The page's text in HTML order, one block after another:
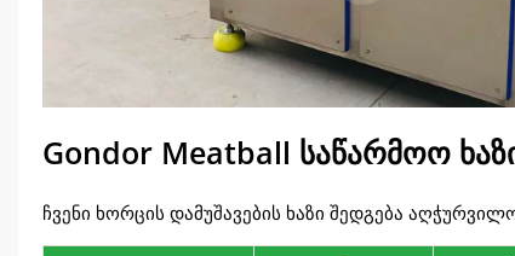
Gondor Meatball საწარმოო
ჩვენი ხორცის დამუშავების ხაზი შედგება